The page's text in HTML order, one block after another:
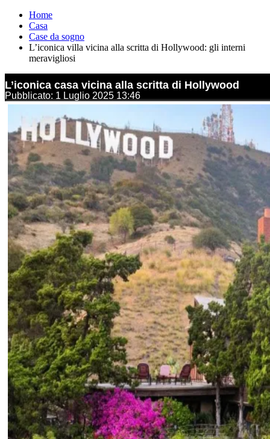
Home
Casa
Case da sogno
L’iconica villa vicina alla scritta di Hollywood: gli interni
meravigliosi
L’iconica casa vicina alla scritta di Hollywood
Pubblicato: 1 Luglio 2025 13:46